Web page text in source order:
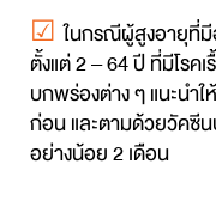
☑ ในกรณีผู้สูงอายุที่มี
ตั้งแต่ 2 – 64 ปี ที่มีโรค
บกพร่องต่าง ๆ แนะน
ก่อน และตามด้วยวัคซี
อย่างน้อย 2 เดือน